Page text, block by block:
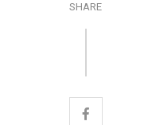
SHARE